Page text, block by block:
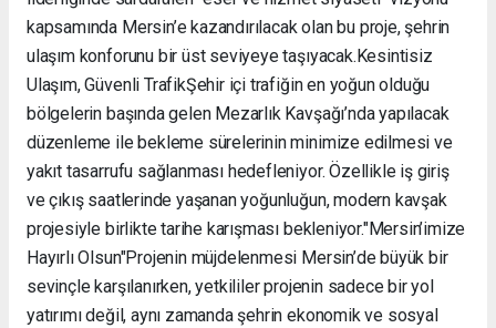
kapsamında Mersin’e kazandırılacak olan bu proje, şehrin
ulaşım konforunu bir üst seviyeye taşıyacak. ​Kesintisiz
Ulaşım, Güvenli Trafik ​Şehir içi trafiğin en yoğun olduğu
bölgelerin başında gelen Mezarlık Kavşağı’nda yapılacak
düzenleme ile bekleme sürelerinin minimize edilmesi ve
yakıt tasarrufu sağlanması hedefleniyor. Özellikle iş giriş
ve çıkış saatlerinde yaşanan yoğunluğun, modern kavşak
projesiyle birlikte tarihe karışması bekleniyor. ​"Mersin’imize
Hayırlı Olsun" ​Projenin müjdelenmesi Mersin’de büyük bir
sevinçle karşılanırken, yetkililer projenin sadece bir yol
yatırımı değil, aynı zamanda şehrin ekonomik ve sosyal